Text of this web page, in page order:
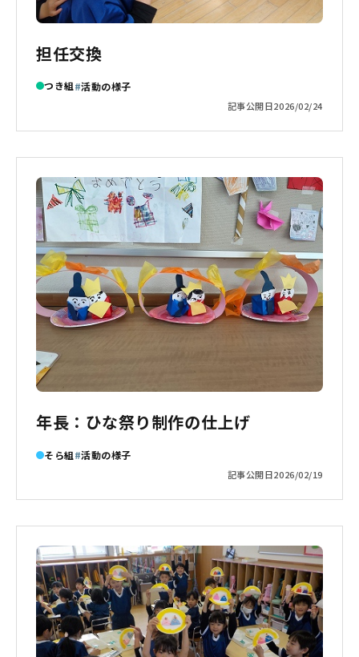
担任交換
つき組 活動の様子
記事公開日2026/02/24
年長：ひな祭り制作の仕上げ
そら組 活動の様子
記事公開日2026/02/19